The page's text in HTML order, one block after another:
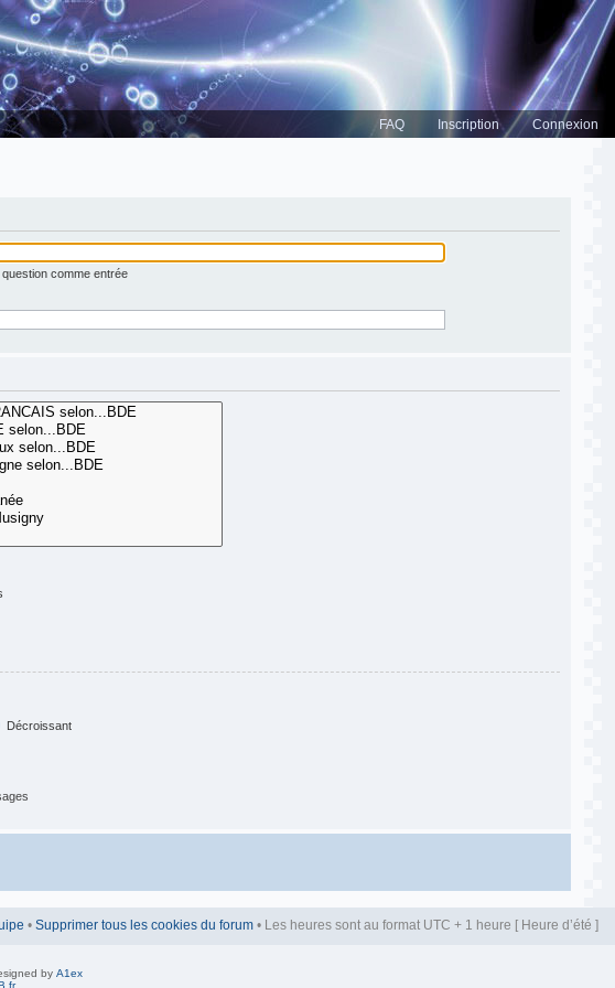
FAQ Inscription Connexion
comme entrée
Décroissant
• Supprimer tous les cookies du forum • Les heures sont au format UTC + 1 heure [ Heure d’été ]
by A1ex